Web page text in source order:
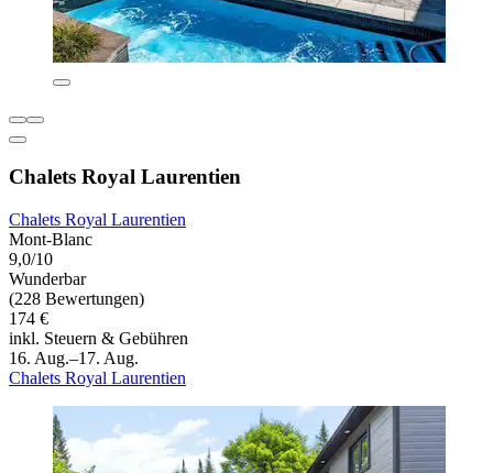
Chalets Royal Laurentien
Chalets Royal Laurentien
Mont-Blanc
9,0/10
Wunderbar
(228 Bewertungen)
174 €
inkl. Steuern & Gebühren
16. Aug.–17. Aug.
Chalets Royal Laurentien